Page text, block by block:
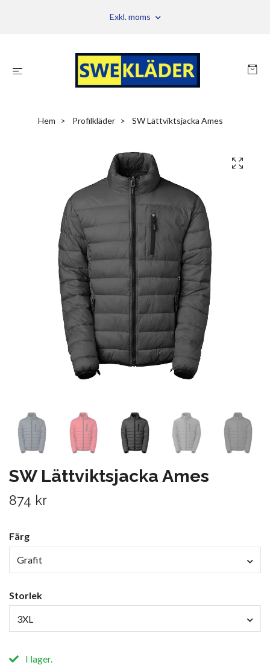
Exkl. moms
Hem Profilkläder SW Lättviktsjacka Ames
SW Lättviktsjacka Ames
874 kr
Färg
Grafit
Storlek
3XL
I lager.